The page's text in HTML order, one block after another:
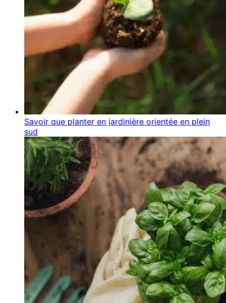
Savoir que planter en jardinière orientée en plein
sud